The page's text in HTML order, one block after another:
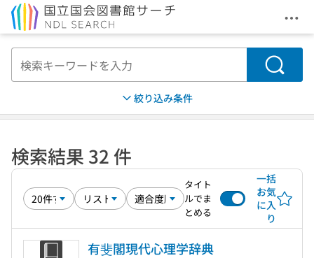
メ
検索
絞り込み条件
検索結果 32 件
タイト
ルでま
とめる
一括
お気
に入
り
有斐閣現代心理学辞典